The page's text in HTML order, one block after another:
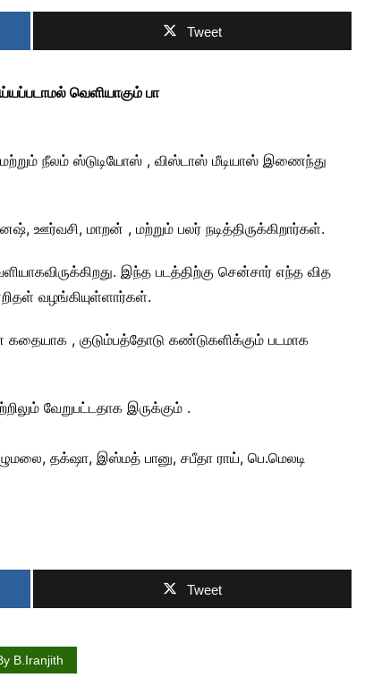
Tweet
வெளியாகும் பா
நீலம் ஸ்டுடியோஸ் , விஸ்டாஸ் மீடியாஸ் இணைந்து
ஊர்வசி, மாறன் , மற்றும் பலர் நடித்திருக்கிறார்கள்.
இந்த படத்திற்கு சென்சார் எந்த வித
வழங்கியுள்ளார்கள்.
கதையாக , குடும்பத்தோடு கண்டுகளிக்கும் படமாக
வேறுபட்டதாக இருக்கும் .
தக்‌ஷா, இஸ்மத் பானு, சபீதா ராய், பெ.மெலடி
Tweet
B.Iranjith